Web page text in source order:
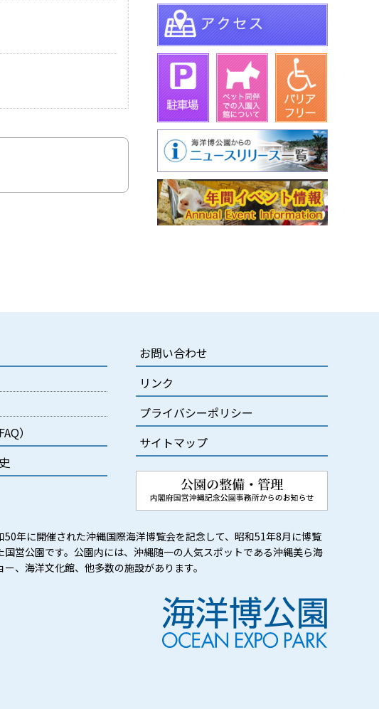
）
お問い合わせ
リンク
プライバシーポリシー
サイトマップ
50年に開催された沖縄国際海洋博覧会を記念して、昭和51年8月に博覧
国営公園です。公園内には、沖縄随一の人気スポットである沖縄美ら海
、海洋文化館、他多数の施設があります。